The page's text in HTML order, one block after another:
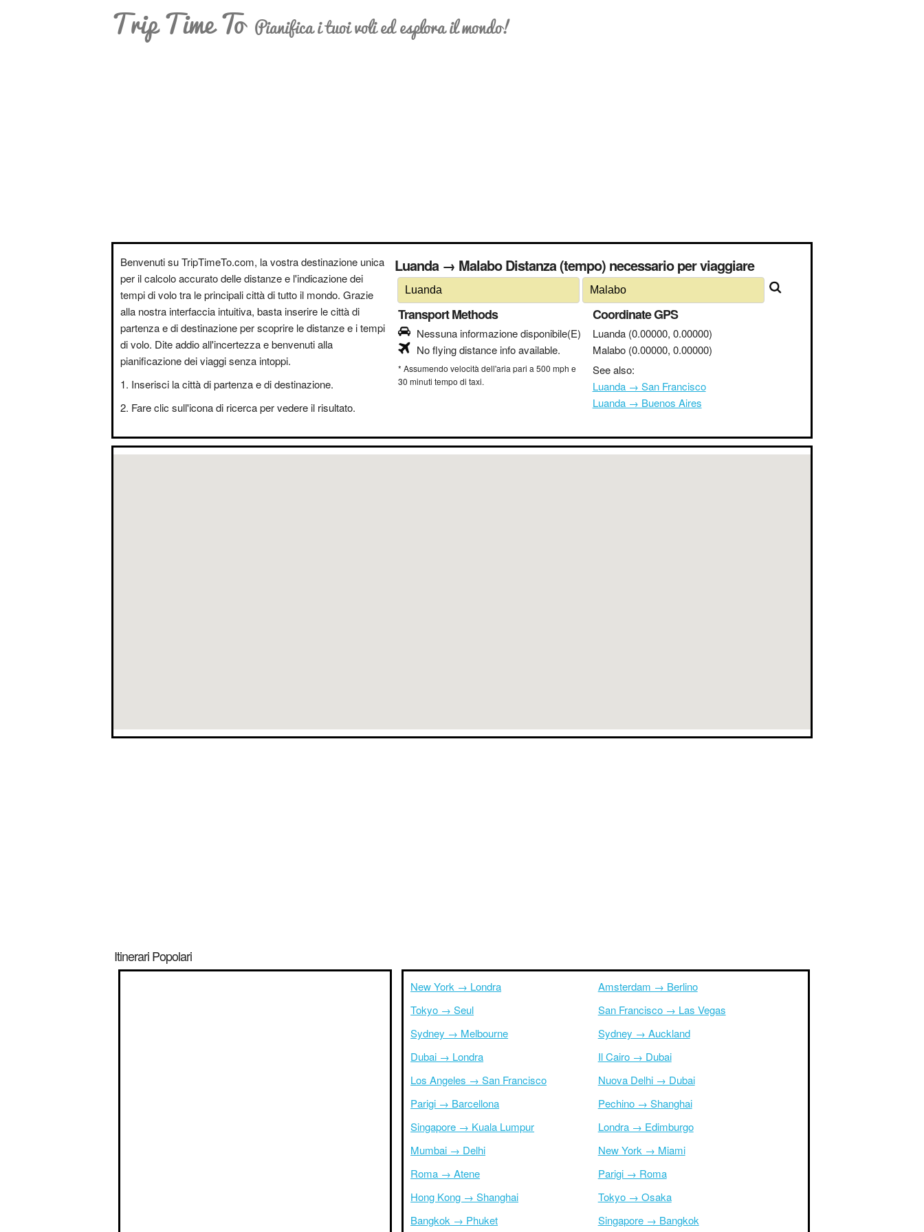
Trip Time To Pianifica i tuoi voli ed esplora il mondo!
Benvenuti su TripTimeTo.com, la vostra destinazione unica
per il calcolo accurato delle distanze e l'indicazione dei
tempi di volo tra le principali città di tutto il mondo. Grazie
alla nostra interfaccia intuitiva, basta inserire le città di
partenza e di destinazione per scoprire le distanze e i tempi
di volo. Dite addio all'incertezza e benvenuti alla
pianificazione dei viaggi senza intoppi.
Inserisci la città di partenza e di destinazione.
Fare clic sull'icona di ricerca per vedere il risultato.
Luanda → Malabo Distanza (tempo) necessario per viaggiare
Transport Methods
Nessuna informazione disponibile(E)
No flying distance info available.
* Assumendo velocità dell'aria pari a 500 mph e
30 minuti tempo di taxi.
Coordinate GPS
Luanda (0.00000, 0.00000)
Malabo (0.00000, 0.00000)
See also:
Luanda → San Francisco
Luanda → Buenos Aires
Itinerari Popolari
New York → Londra
Tokyo → Seul
Sydney → Melbourne
Dubai → Londra
Los Angeles → San Francisco
Parigi → Barcellona
Singapore → Kuala Lumpur
Mumbai → Delhi
Roma → Atene
Hong Kong → Shanghai
Bangkok → Phuket
Amsterdam → Berlino
San Francisco → Las Vegas
Sydney → Auckland
Il Cairo → Dubai
Nuova Delhi → Dubai
Pechino → Shanghai
Londra → Edimburgo
New York → Miami
Parigi → Roma
Tokyo → Osaka
Singapore → Bangkok